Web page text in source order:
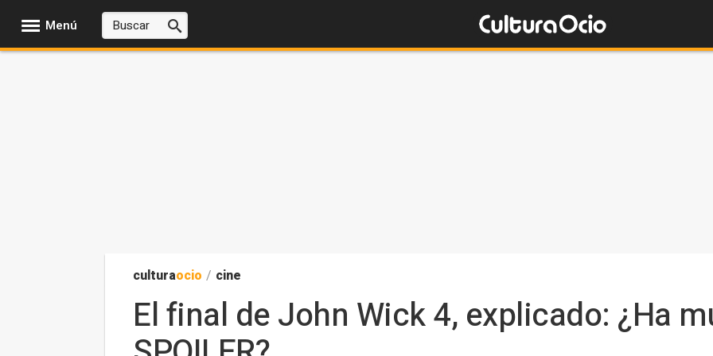
Menú
culturaocio / cine
El final de John Wick 4, explicado: ¿Ha